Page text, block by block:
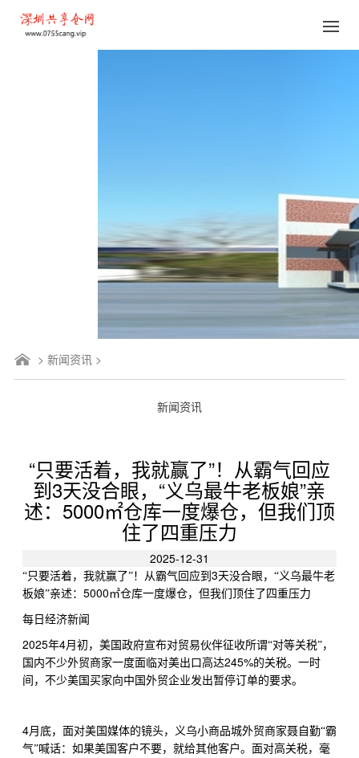
>新闻资讯 >
新闻资讯
“只要活着，我就赢了”！从霸气回应
到3天没合眼，“义乌最牛老板娘”亲
述：5000㎡仓库一度爆仓，但我们顶
住了四重压力
2025-12-31
“只要活着，我就赢了”！从霸气回应到 3天没合眼，“义乌最牛老
板娘”亲述： 5000㎡仓库一度爆仓，但我们顶住了四重压力
每日经济新闻
2025年4月初，美国政府宣布对贸易伙伴征收所谓“对等关税”，
国内不少外贸商家一度面临对美出口高达245%的关税。一时
间，不少美国买家向中国外贸企业发出暂停订单的要求。
4月底，面对美国媒体的镜头，义乌小商品城外贸商家聂自勤“霸
气”喊话：如果美国客户不要，就给其他客户。面对高关税，毫